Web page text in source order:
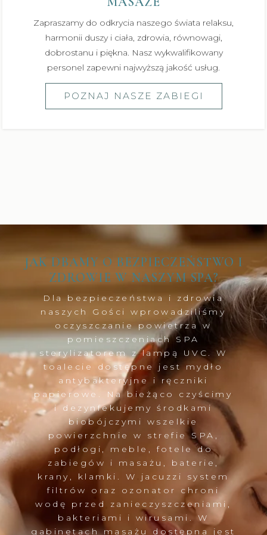
Zapraszamy do odkrycia naszego świata relaksu,
harmonii duszy i ciała, zdrowia, równowagi,
dobrostanu i piękna. Nasz wykwalifikowany
personel zapewni najwyższą jakość usług.
POZNAJ NASZE ZABIEGI
JAK DBAMY O BEZPIECZEŃSTWO I
ZDROWIE W NASZYM SPA?
Dla bezpieczeństwa i zdrowia
naszych Gości wprowadziliśmy
oczyszczanie powietrza w
pomieszczeniach SPA
sterylizatorem z lampą UVC. W
toalecie dostępne jest mydło
antybakteryjne i ręczniki
papierowe. Na bieżąco czyścimy
i dezynfekujemy środkami
biobójczymi wszelkie
powierzchnie w strefie SPA,
podłogi, meble, fotele do
zabiegów i masażu, baterie,
krany, klamki. W jacuzzi system
filtrów oraz ozonator chroni
wodę przed zanieczyszczeniami,
bakteriami i wirusami. W
gabinetach masażu dostępna jest